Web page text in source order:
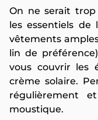
On ne serait trop
les essentiels de
vêtements
lin de
vous couvrir les
crème solaire.
régulièrement
moustique.